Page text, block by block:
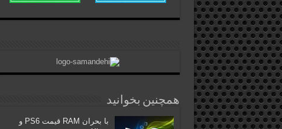
همچنین بخوانید
با بحران RAM قیمت PS6 و